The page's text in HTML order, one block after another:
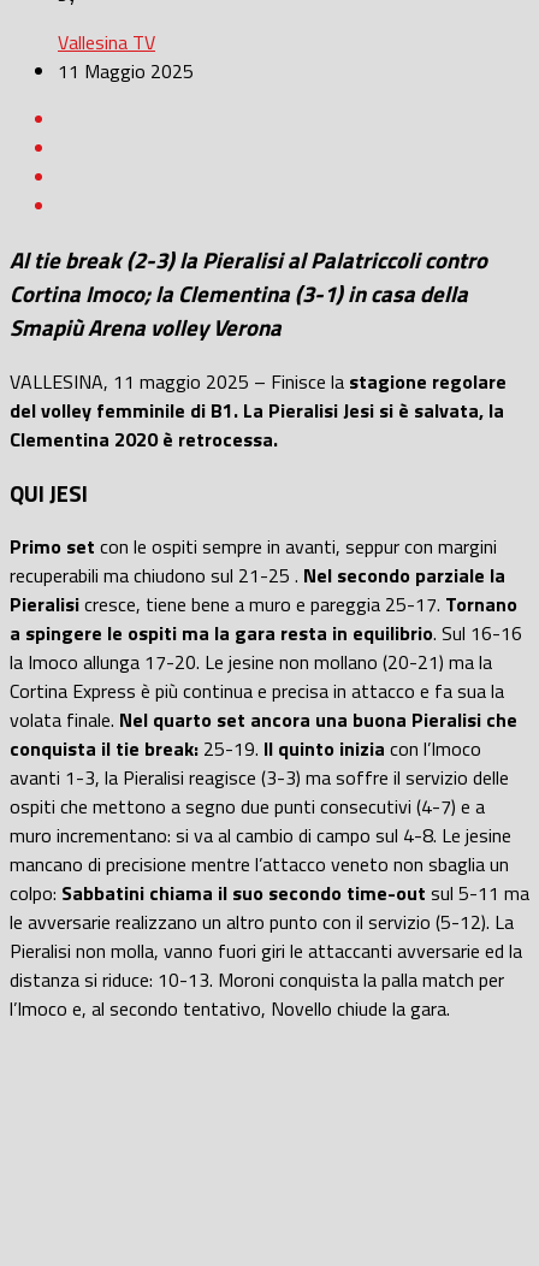
Vallesina TV
11 Maggio 2025
Al tie break (2-3) la Pieralisi al Palatriccoli contro
Cortina Imoco; la Clementina (3-1) in casa della
Smapiù Arena volley Verona
VALLESINA, 11 maggio 2025 – Finisce la stagione regolare
del volley femminile di B1. La Pieralisi Jesi si è salvata, la
Clementina 2020 è retrocessa.
QUI JESI
Primo set con le ospiti sempre in avanti, seppur con margini
recuperabili ma chiudono sul 21-25 . Nel secondo parziale la
Pieralisicresce, tiene bene a muro e pareggia 25-17. Tornano
a spingere le ospiti ma la gara resta in equilibrio. Sul 16-16
la Imoco allunga 17-20. Le jesine non mollano (20-21) ma la
Cortina Express è più continua e precisa in attacco e fa sua la
volata finale. Nel quarto set ancora una buona Pieralisi che
conquista il tie break: 25-19. Il quinto inizia con l’Imoco
avanti 1-3, la Pieralisi reagisce (3-3) ma soffre il servizio delle
ospiti che mettono a segno due punti consecutivi (4-7) e a
muro incrementano: si va al cambio di campo sul 4-8. Le jesine
mancano di precisione mentre l’attacco veneto non sbaglia un
colpo: Sabbatini chiama il suo secondo time-out sul 5-11 ma
le avversarie realizzano un altro punto con il servizio (5-12). La
Pieralisi non molla, vanno fuori giri le attaccanti avversarie ed la
distanza si riduce: 10-13. Moroni conquista la palla match per
l’Imoco e, al secondo tentativo, Novello chiude la gara.